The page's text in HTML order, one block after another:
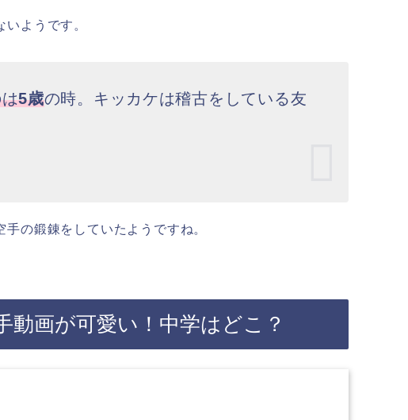
ようです。
5歳の時。キッカケは稽古をしている友
の鍛錬をしていたようですね。
動画が可愛い！中学はどこ？